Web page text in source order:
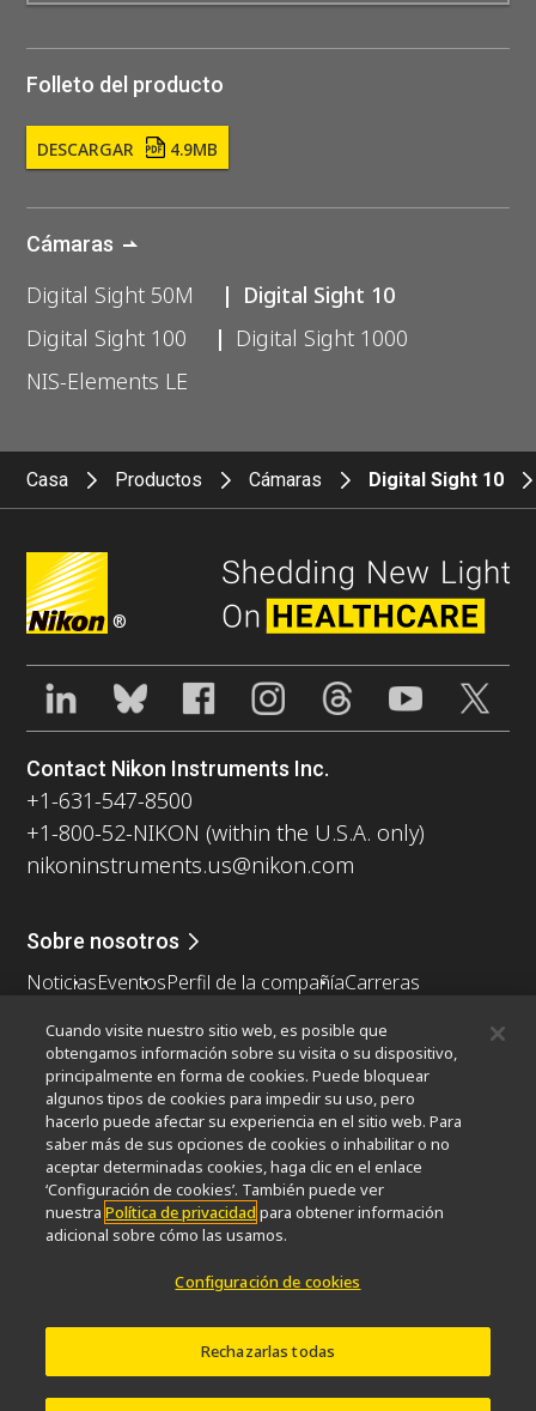
Folleto del producto
DESCARGAR 4.9MB
Cámaras
Digital Sight 50M
Digital Sight 10
Digital Sight 100
Digital Sight 1000
NIS-Elements LE
Casa Productos Cámaras Digital Sight 10
®
Contact Nikon Instruments Inc.
+1-631-547-8500
+1-800-52-NIKON (within the U.S.A. only)
nikoninstruments.us@nikon.com
Sobre nosotros
NoticiasEventosPerfil de la compañíaCarreras
Nikon Microscopes 100th Anniversary
Popular Links
Últimas noticias y novedadesSelector de objetivos
Resolution CalculatorPubScopeOEM
Nikon Small World
MicroscopyU
Otros Productos Nikon
Productos de imagen
Sistemas de litografía semiconductores
Sistemas de litografía FPD
Cuando visite nuestro sitio web, es posible que
obtengamos información sobre su visita o su dispositivo,
principalmente en forma de cookies. Puede bloquear
algunos tipos de cookies para impedir su uso, pero
hacerlo puede afectar su experiencia en el sitio web. Para
saber más de sus opciones de cookies o inhabilitar o no
aceptar determinadas cookies, haga clic en el enlace
‘Configuración de cookies’. También puede ver
nuestraPolítica de privacidad para obtener información
adicional sobre cómo las usamos.
Configuración de cookies
Rechazarlas todas